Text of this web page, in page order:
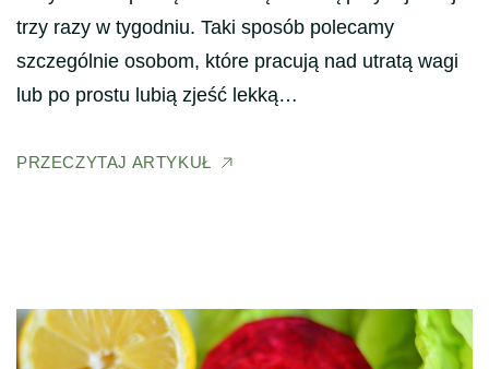
trzy razy w tygodniu. Taki sposób polecamy
szczególnie osobom, które pracują nad utratą wagi
lub po prostu lubią zjeść lekką…
PRZECZYTAJ ARTYKUŁ